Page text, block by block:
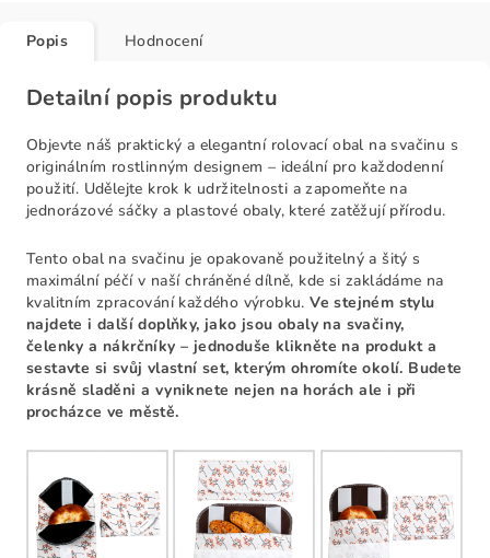
Popis Hodnocení
Detailní popis produktu
Objevte náš praktický a elegantní rolovací obal na svačinu s
originálním rostlinným designem – ideální pro každodenní
použití. Udělejte krok k udržitelnosti a zapomeňte na
jednorázové sáčky a plastové obaly, které zatěžují přírodu.
Tento obal na svačinu je opakovaně použitelný a šitý s
maximální péčí v naší chráněné dílně, kde si zakládáme na
kvalitním zpracování každého výrobku.Ve stejném stylu
najdete i další doplňky, jako jsou obaly na svačiny,
čelenky a nákrčníky – jednoduše klikněte na produkt a
sestavte si svůj vlastní set, kterým ohromíte okolí. Budete
krásně sladěni a vyniknete nejen na horách ale i při
procházce ve městě.